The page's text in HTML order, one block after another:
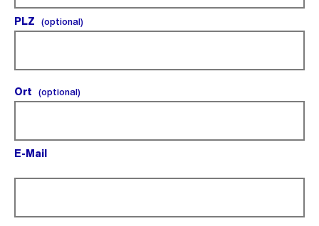
PLZ (optional)(optional).
Ort (optional)(optional).
E-Mail